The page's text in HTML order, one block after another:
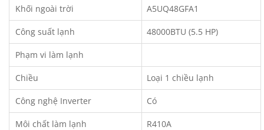
Khối ngoài trời A5UQ48GFA1
Công suất lạnh 48000BTU (5.5 HP)
Phạm vi làm lạnh
Chiều Loại 1 chiều lạnh
Công nghệ Inverter Có
Môi chất làm lạnh R410A